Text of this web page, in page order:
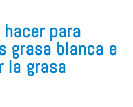
hacer para
grasa blanca e
la grasa